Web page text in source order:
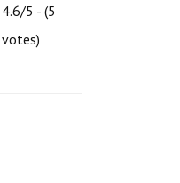
4.6/5 - (5
votes)